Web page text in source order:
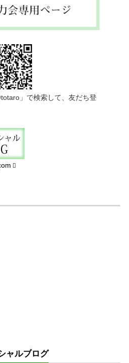
」で検索して、友だち登
ャルブログ